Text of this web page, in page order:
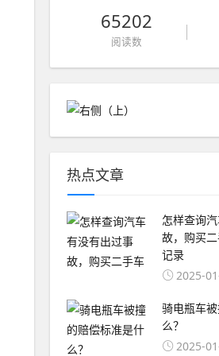
65202
阅读数
热点文章
怎样查询
故，购买
记录
2025-
骑电瓶车
么？
2025-